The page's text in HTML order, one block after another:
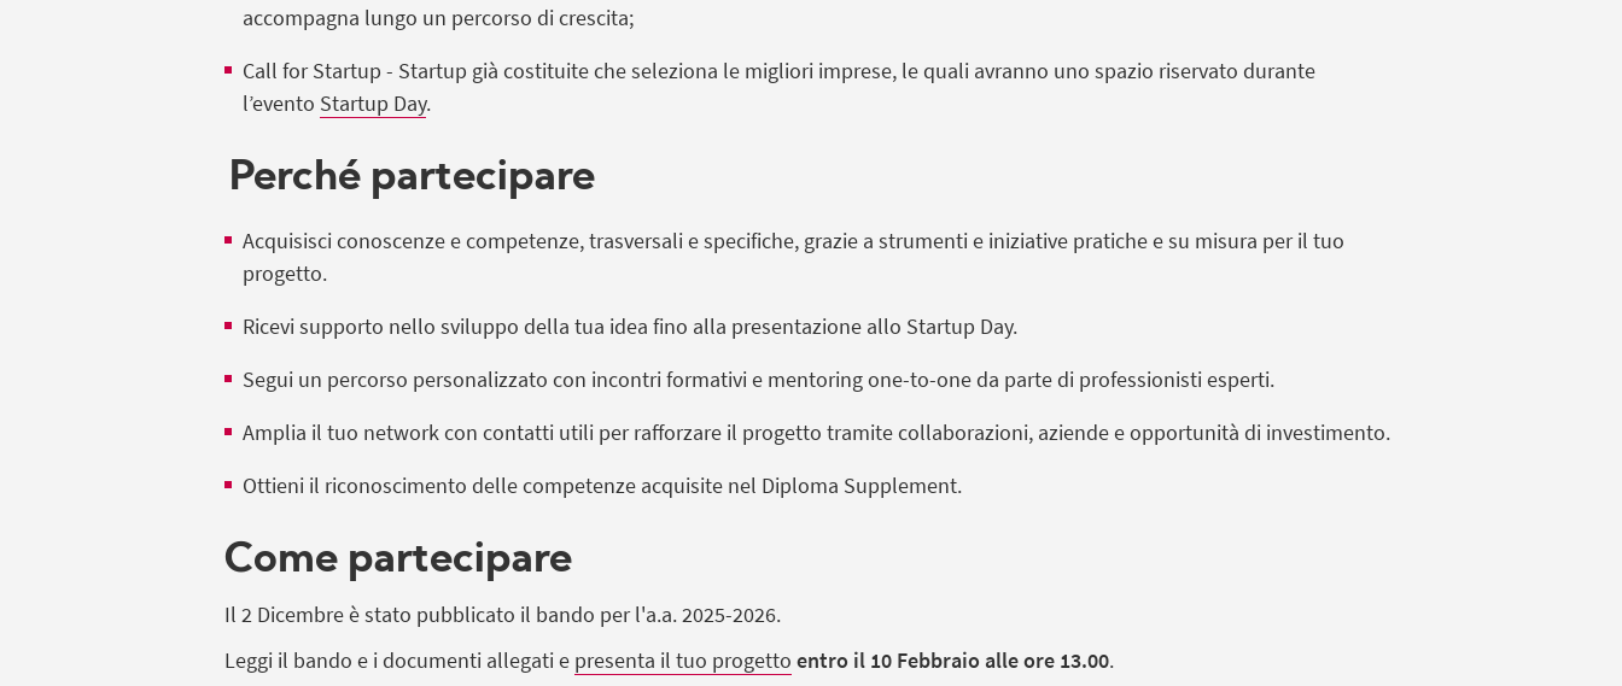
accompagna lungo un percorso di crescita;
Call for Startup - Startup già costituiteche seleziona le migliori imprese, le quali avranno uno spazio riservato durante
l’evento Startup Day.
Perché partecipare
Acquisisci conoscenze e competenze, trasversali e specifiche, grazie a strumenti e iniziative pratiche e su misura per il tuo
progetto.
Ricevi supporto nello sviluppo della tua idea fino alla presentazione allo Startup Day.
Segui un percorso personalizzato con incontri formativi e mentoring one-to-one da parte di professionisti esperti.
Amplia il tuo network con contatti utili per rafforzare il progetto tramite collaborazioni, aziende e opportunità di investimento.
Ottieni il riconoscimento delle competenze acquisite nel Diploma Supplement.
Come partecipare
Il 2 Dicembre è stato pubblicato il bando per l'a.a. 2025-2026.
Leggi il bando e i documenti allegati e presenta il tuo progetto entro il 10 Febbraio alle ore 13.00.